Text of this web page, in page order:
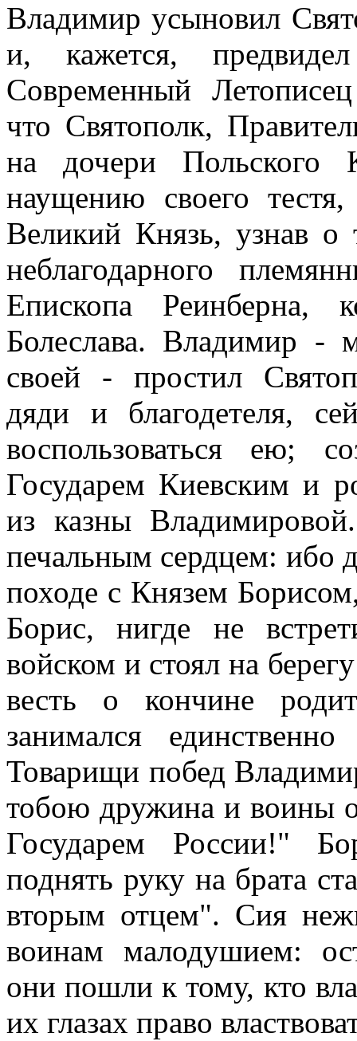
Владимир усыновил
и, кажется,
Современный
что Святополк,
на дочери Польского
наущению своего
Великий Князь, узнав о
неблагодарного
Епископа Реинберна,
Болеслава. Владимир -
своей - простил
дяди и благодетеля,
воспользоваться ею;
Государем Киевским и
из казны
печальным сердцем: ибо
походе с Князем
Борис, нигде не
войском и стоял на
весть о кончине
занимался
Товарищи побед
тобою дружина и воины
Государем России!"
поднять руку на брата
вторым отцем". Сия
воинам малодушием:
они пошли к тому, кто
их глазах право